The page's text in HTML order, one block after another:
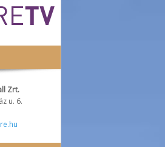
Zrt.
u. 6.